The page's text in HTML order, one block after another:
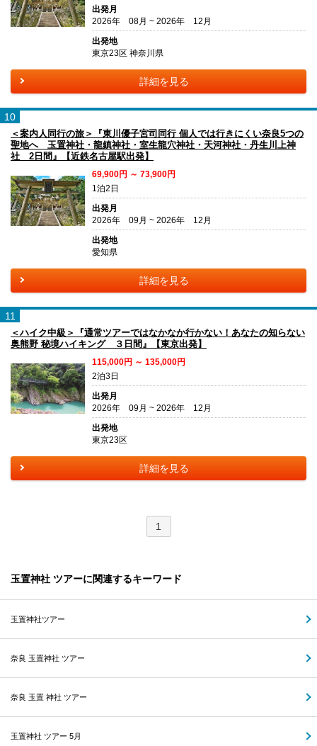
出発月
2026年 08月 ~ 2026年 12月
出発地
東京23区 神奈川県
詳細を見る
10
＜案内人同行の旅＞『東川優子宮司同行 個人では行きにくい奈良5つの
聖地へ 玉置神社・龍鎮神社・室生龍穴神社・天河神社・丹生川上神
社 2日間』【近鉄名古屋駅出発】
69,900円 ～ 73,900円
1泊2日
出発月
2026年 09月 ~ 2026年 12月
出発地
愛知県
詳細を見る
11
＜ハイク中級＞『通常ツアーではなかなか行かない！あなたの知らない
奥熊野 秘境ハイキング ３日間』【東京出発】
115,000円 ～ 135,000円
2泊3日
出発月
2026年 09月 ~ 2026年 12月
出発地
東京23区
詳細を見る
1
玉置神社 ツアーに関連するキーワード
玉置神社ツアー
奈良 玉置神社 ツアー
奈良 玉置 神社 ツアー
玉置神社 ツアー 5月